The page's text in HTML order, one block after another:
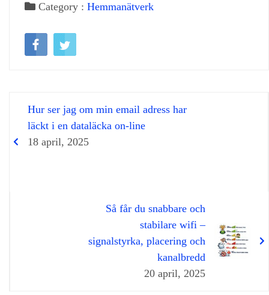
Category : Hemmanätverk
Hur ser jag om min email adress har
läckt i en dataläcka on-line
18 april, 2025
Så får du snabbare och
stabilare wifi –
signalstyrka, placering och
kanalbredd
20 april, 2025